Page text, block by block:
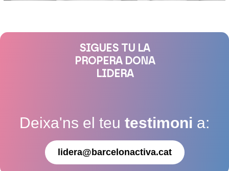
SIGUES TU LA
PROPERA DONA
LIDERA
Deixa'ns el teu testimoni a:
lidera@barcelonactiva.cat